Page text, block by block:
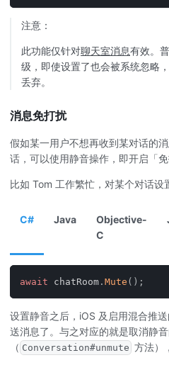
注意：
此功能仅针对聊天室消息有效。
级，即使设置了也会被系统忽略
丢弃。
消息免打扰
假如某一用户不想再收到某对话的
话，可以使用静音操作，即开启「免
比如 Tom 工作繁忙，对某个对话设
C# Java
Objective-
C
await chatRoom . Mute ( ) ;
设置静音之后，iOS 及启用混合推
送消息了。与之对应的就是取消静
（ Conversation#unmute 方法）